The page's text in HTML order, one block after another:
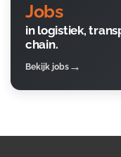
Jobs
in logistiek,
chain.
Bekijk jobs